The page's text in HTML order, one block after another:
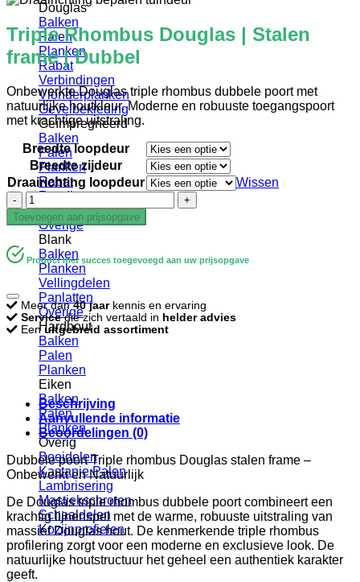
Douglas
Balken
Palen
Planken
Rabat
Verbindingen
Vlonderplanken
Gevelbekleding
Geïmpregneerd
Balken
Palen
Planken
Rabat
Rondhout
Vlonderplanken
Overige
Blank
Balken
Planken
Vellingdelen
Panlatten
Overige
Hardhout
Balken
Palen
Planken
Eiken
Balken
Palen
Planken
Overig
Boeidelen
Kastanje Palen
Lambrisering
Mastiekschroten
Schaaldelen
Kozijnprofielen
Triple Rhombus Douglas | Stalen
frame | Dubbel
Onbewerkte Douglas triple rhombus dubbele poort met
natuurlijke houtkleur. Moderne en robuuste toegangspoort
met krachtige uitstraling.
Breedte loopdeur
Breedte zijdeur
Draairichting loopdeur
Wissen
Triple
Rhombus
Douglas
Stalen
frame
Dubbel
aantal
Toevoegen aan prijsopgave
Product met succes toegevoegd aan uw prijsopgave
Meer dan40 jaarkennis en ervaring
Servicedie zich vertaald in helder advies
Eenuitgebreid assortiment
Beschrijving
Aanvullende informatie
Beoordelingen (0)
Dubbele poort Triple rhombus Douglas stalen frame –
Onbewerkt en Natuurlijk
De Douglas triple rhombus dubbele poort combineert een
krachtig lijnenspel met de warme, robuuste uitstraling van
massief Douglas hout. De kenmerkende triple rhombus
profilering zorgt voor een moderne en exclusieve look. De
natuurlijke houtstructuur het geheel een authentiek karakter
geeft.